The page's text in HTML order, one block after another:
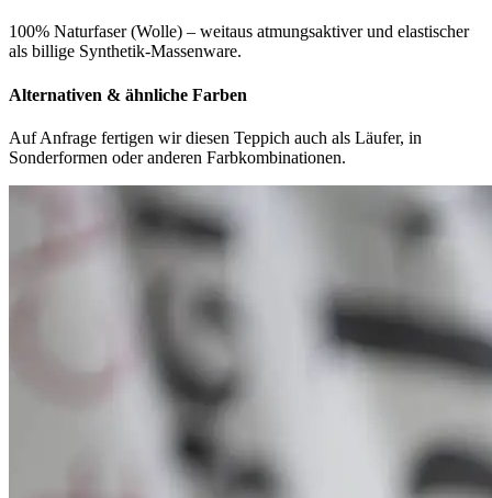
100% Naturfaser (Wolle) – weitaus atmungsaktiver und elastischer
als billige Synthetik-Massenware.
Alternativen & ähnliche Farben
Auf Anfrage fertigen wir diesen Teppich auch als Läufer, in
Sonderformen oder anderen Farbkombinationen.